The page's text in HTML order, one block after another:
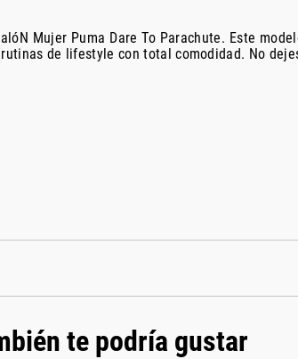
Mujer Puma Dare To Parachute. Este
de lifestyle con total comodidad. No
te podría gustar